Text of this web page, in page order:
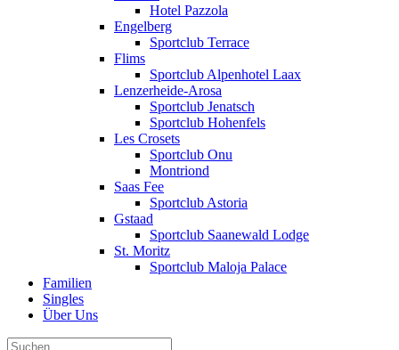
Hotel Pazzola
Engelberg
Sportclub Terrace
Flims
Sportclub Alpenhotel Laax
Lenzerheide-Arosa
Sportclub Jenatsch
Sportclub Hohenfels
Les Crosets
Sportclub Onu
Montriond
Saas Fee
Sportclub Astoria
Gstaad
Sportclub Saanewald Lodge
St. Moritz
Sportclub Maloja Palace
Familien
Singles
Über Uns